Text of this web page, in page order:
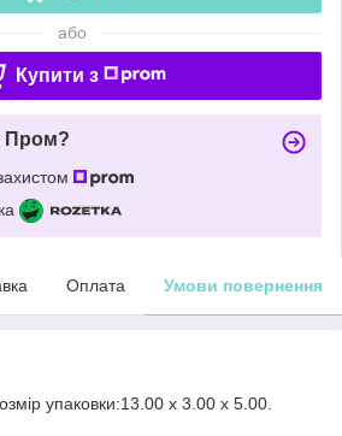
або
Купити з
Пром?
Оплата Умови повернення
упаковки:13.00 x 3.00 x 5.00.